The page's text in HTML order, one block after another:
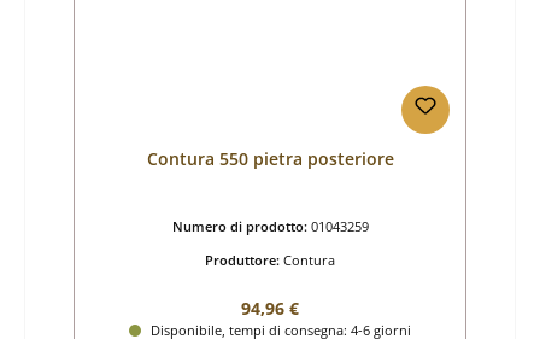
Contura 550 pietra posteriore
Numero di prodotto: 01043259
Produttore: Contura
Prezzo normale:
94,96 €
Disponibile, tempi di consegna: 4-6 giorni